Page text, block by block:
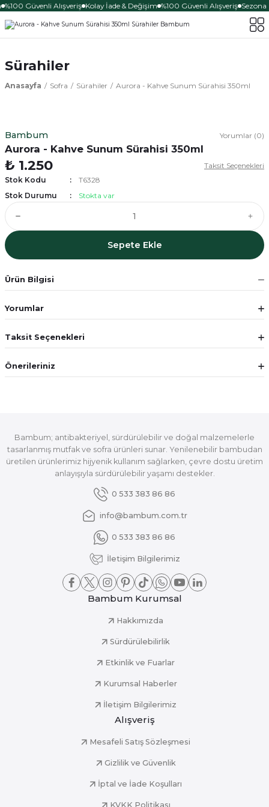
Güvenli Alışveriş Kolay İade & Değişim %100 Güvenli Alışveriş Sezona
Sürahiler
Anasayfa Sofra Sürahiler Aurora - Kahve Sunum Sürahisi 350ml
Bambum Yorumlar (0)
Aurora - Kahve Sunum Sürahisi 350ml
₺ 1.250
Taksit Seçenekleri
Stok Kodu
T6328
Stok Durumu
Stokta var
Sepete Ekle
Ürün Bilgisi
Yorumlar
Taksit Seçenekleri
Önerileriniz
Bambum; antibakteriyel, sürdürülebilir ve doğal malzemelerle
tasarlanmış mutfak ve sofra ürünleri sunar. Yenilenebilir bambudan
üretilen ürünlerimiz hijyenik kullanım sağlarken, çevre dostu üretim
anlayışıyla sürdürülebilir yaşamı destekler.
0 533 383 86 86
info@bambum.com.tr
0 533 383 86 86
İletişim Bilgilerimiz
Bambum Kurumsal
Hakkımızda
Sürdürülebilirlik
Etkinlik ve Fuarlar
Kurumsal Haberler
İletişim Bilgilerimiz
Alışveriş
Mesafeli Satış Sözleşmesi
Gizlilik ve Güvenlik
İptal ve İade Koşulları
KVKK Politikası